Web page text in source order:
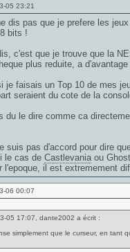
05 23:21
dis pas que je prefere les
bits !
c'est que je trouve que la
plus reduite, a
je faisais un Top 10 de mes
seraient du cote de la
du le dire comme ca
suis pas d'accord pour dire
le cas de Castlevaniaou
l'epoque, il est extremement
06 00:07
05 17:07, dante2002 a écrit :
simplement que le curseur, en tant